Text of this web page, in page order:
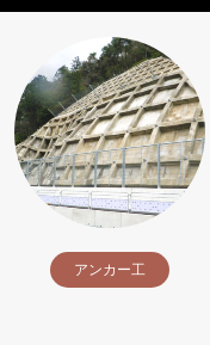
アンカー工